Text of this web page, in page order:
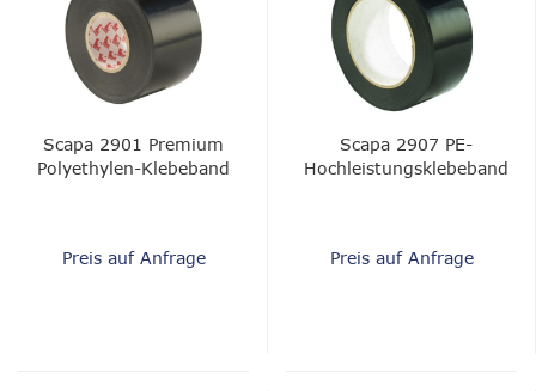
Scapa 2901 Premium
Polyethylen-Klebeband
Preis auf Anfrage
Scapa 2907 PE-
Hochleistungsklebeband
Preis auf Anfrage